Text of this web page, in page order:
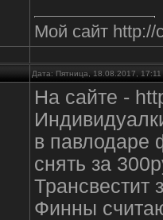
Мой сайт http://
Дата: Пятница, 18.08.2017,
На сайте -
в павлодаре
снять за
Трансвестит
Финны